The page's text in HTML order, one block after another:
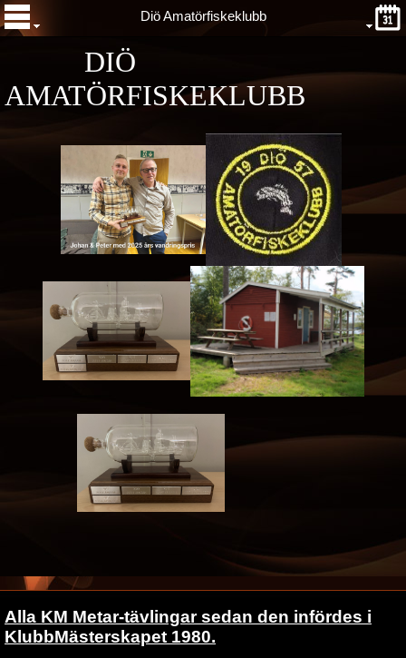
DIÖ
AMATÖRFISKEKLUBB
Diö Amatörfiskeklubb
Alla KM Metar-tävlingar sedan den infördes i
KlubbMästerskapet 1980.